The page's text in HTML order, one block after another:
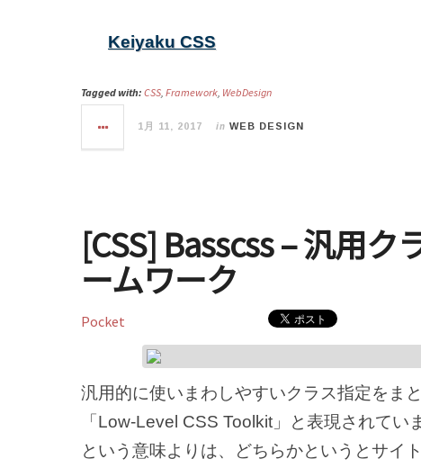
Keiyaku CSS
Tagged with: CSS, Framework, WebDesign
1月 11, 2017 in WEB DESIGN
[CSS] Basscss – 汎用
ームワーク
Pocket
汎用的に使いまわしやすいクラス指定をま
「Low-Level CSS Toolkit」と表現されて
という意味よりは、どちらかというとサイ